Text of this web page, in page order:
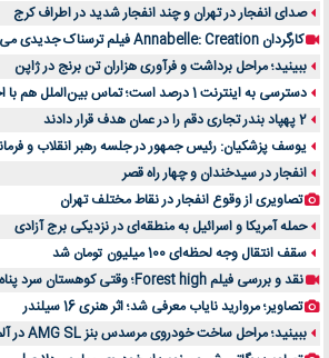
صدای انفجار در تهران و چند انفجار شدید در اطراف کرج
کارگردان Annabelle: Creation فیلم ترسناک جدیدی می‌سازد
ببینید؛ مراحل برداشت و فرآوری هزاران تن برنج در ژاپن
دسترسی به اینترنت 1 درصد است؛ تماس بین‌الملل هم با اختلال همراه است
2 پهپاد بندر تجاری دقم را در عمان هدف قرار دادند
یوسف پزشکیان: رئیس جمهور در جلسه رهبر انقلاب و
انفجار در سیدخندان و چهار راه قصر
تصاویری از وقوع انفجار در نقاط مختلف تهران
حمله آمریکا و اسرائیل به منطقه‌ای در نزدیکی برج آزادی
سقف انتقال وجه لحظه‌ای 100 میلیون تومان شد
نقد و بررسی فیلم Forest high؛ وقتی کوهستان سرد پناه می‌شود
تصاویر؛ مروارید نایاب معرفی شد؛ اثر هنری 16 سیلندر
ببینید؛ مراحل ساخت خودروی مرسدس بنز AMG SL در آلمان